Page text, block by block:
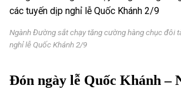
Ngành Đường sắt chạy tăng cường hàng chục đôi
nghỉ lễ Quốc Khánh 2/9
Đón ngày lễ Quốc Khánh –